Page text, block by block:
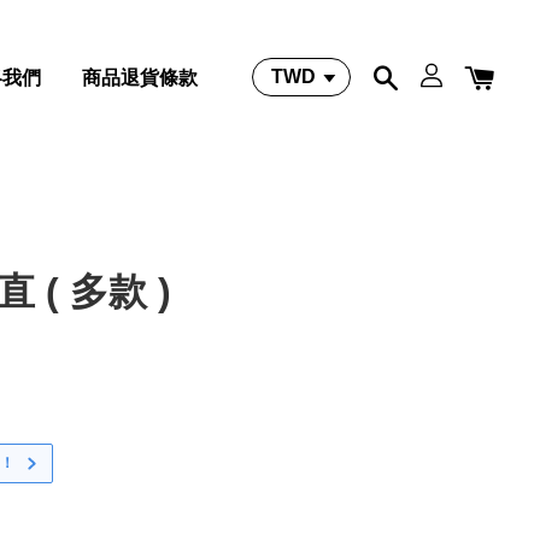
們 商品退貨條款
( 多款 )